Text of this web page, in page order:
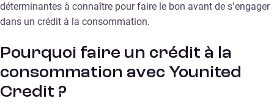
déterminantes à connaître pour faire le bon avant de s’engager
dans un crédit à la consommation.
Pourquoi faire un crédit à la
consommation avec Younited
Credit ?